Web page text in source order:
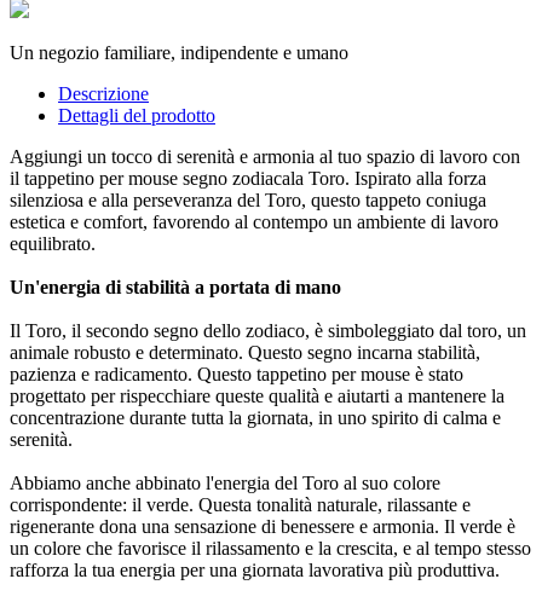
Un negozio familiare, indipendente e umano
Descrizione
Dettagli del prodotto
Aggiungi un tocco di serenità e armonia al tuo spazio di lavoro con
il tappetino per mouse segno zodiacala Toro. Ispirato alla forza
silenziosa e alla perseveranza del Toro, questo tappeto coniuga
estetica e comfort, favorendo al contempo un ambiente di lavoro
equilibrato.
Un'energia di stabilità a portata di mano
Il Toro, il secondo segno dello zodiaco, è simboleggiato dal toro, un
animale robusto e determinato. Questo segno incarna stabilità,
pazienza e radicamento. Questo tappetino per mouse è stato
progettato per rispecchiare queste qualità e aiutarti a mantenere la
concentrazione durante tutta la giornata, in uno spirito di calma e
serenità.
Abbiamo anche abbinato l'energia del Toro al suo colore
corrispondente: il verde. Questa tonalità naturale, rilassante e
rigenerante dona una sensazione di benessere e armonia. Il verde è
un colore che favorisce il rilassamento e la crescita, e al tempo stesso
rafforza la tua energia per una giornata lavorativa più produttiva.